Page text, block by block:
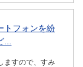
トフォンを紛
ますので、すみ